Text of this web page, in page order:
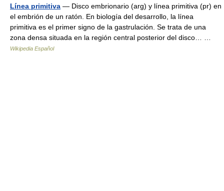
Línea primitiva — Disco embrionario (arg) y línea primitiva (pr) en
el embrión de un ratón. En biología del desarrollo, la línea
primitiva es el primer signo de la gastrulación. Se trata de una
zona densa situada en la región central posterior del disco… …
Wikipedia Español